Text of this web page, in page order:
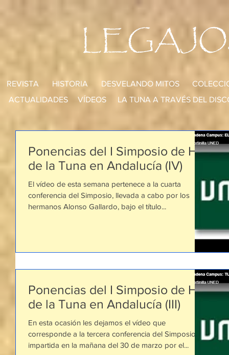
REVISTA HISTORIA DESVELANDO MITOS
ACTUALIDADES
LA TUNA A TRAVÉS DEL
VÍDEOS
Ponencias del I Simposio de Hª
de la Tuna en Andalucía (IV)
El vídeo de esta semana pertenece a la cuarta
conferencia del Simposio, llevada a cabo por los
hermanos Alonso Gallardo, bajo el título...
Ponencias del I Simposio de Hª
de la Tuna en Andalucía (III)
En esta ocasión les dejamos el vídeo que
corresponde a la tercera conferencia del Simposio,
impartida en la mañana del 30 de marzo por el...